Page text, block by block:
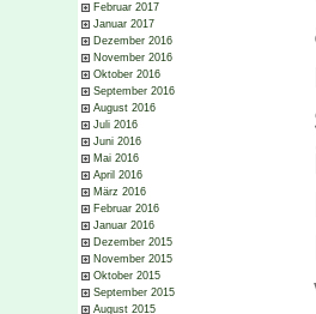
Februar 2017
Januar 2017
Dezember 2016
November 2016
Oktober 2016
September 2016
August 2016
Juli 2016
Juni 2016
Mai 2016
April 2016
März 2016
Februar 2016
Januar 2016
Dezember 2015
November 2015
Oktober 2015
September 2015
August 2015